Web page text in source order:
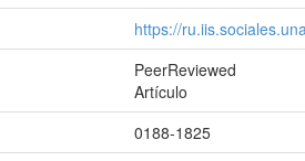
https://
PeerReviewed
Artículo
0188-1825